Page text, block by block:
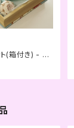
(箱付き) - ミ